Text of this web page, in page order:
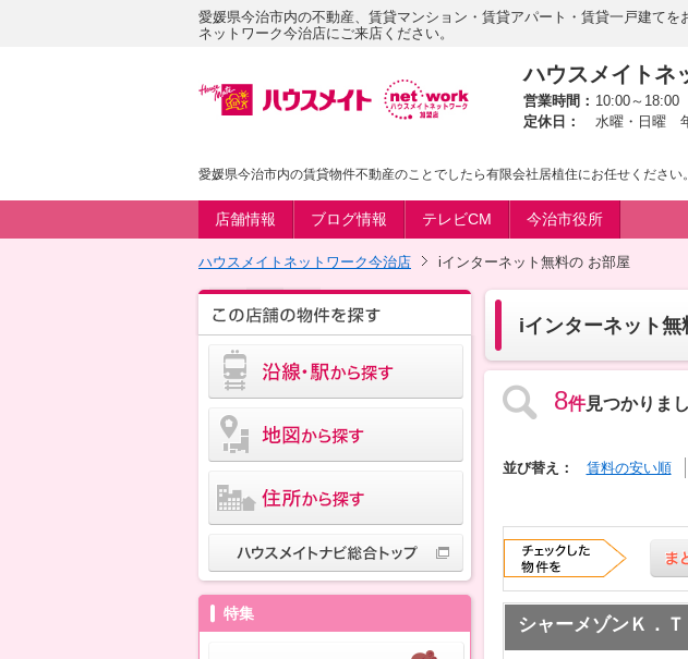
愛媛県今治市内の不動産、賃貸マンション・賃貸アパート・賃貸一戸建てを
ネットワーク今治店にご来店ください。
ハウスメイトネ
営業時間： 10:00～18:00
定休日：
水曜・日曜
愛媛県今治市内の賃貸物件不動産のことでしたら有限会社居植住にお任せくださ
店舗情報 ブログ情報 テレビCM 今治市役所
ハウスメイトネットワーク今治店 iインターネット無料の お部屋
iインターネット無
8件見つかりま
並び替え： 賃料の安い順
シャーメゾンＫ．Ｔ
特集